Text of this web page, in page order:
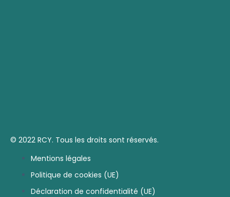
© 2022 RCY. Tous les droits sont réservés.
Mentions légales
Politique de cookies (UE)
Déclaration de confidentialité (UE)